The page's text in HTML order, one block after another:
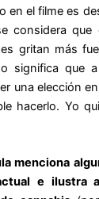
en el filme es
considera que
gritan más
significa que
una elección
hacerlo. Yo
menciona
e ilustra